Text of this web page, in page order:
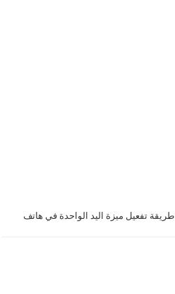
طريقة تفعيل ميزة اليد الواحدة في هاتف